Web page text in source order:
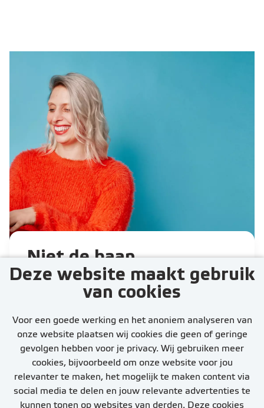
Deze website maakt gebruik
van cookies
Voor een goede werking en het anoniem analyseren van
onze website plaatsen wij cookies die geen of geringe
gevolgen hebben voor je privacy. Wij gebruiken meer
cookies, bijvoorbeeld om onze website voor jou
relevanter te maken, het mogelijk te maken content via
social media te delen en jouw relevante advertenties te
kunnen tonen op websites van derden. Deze cookies
Niet de baan
gevonden die je
zocht?
Activeer jouw Job Alert en
ontvang de nieuwste vacatures
Stel job alert in